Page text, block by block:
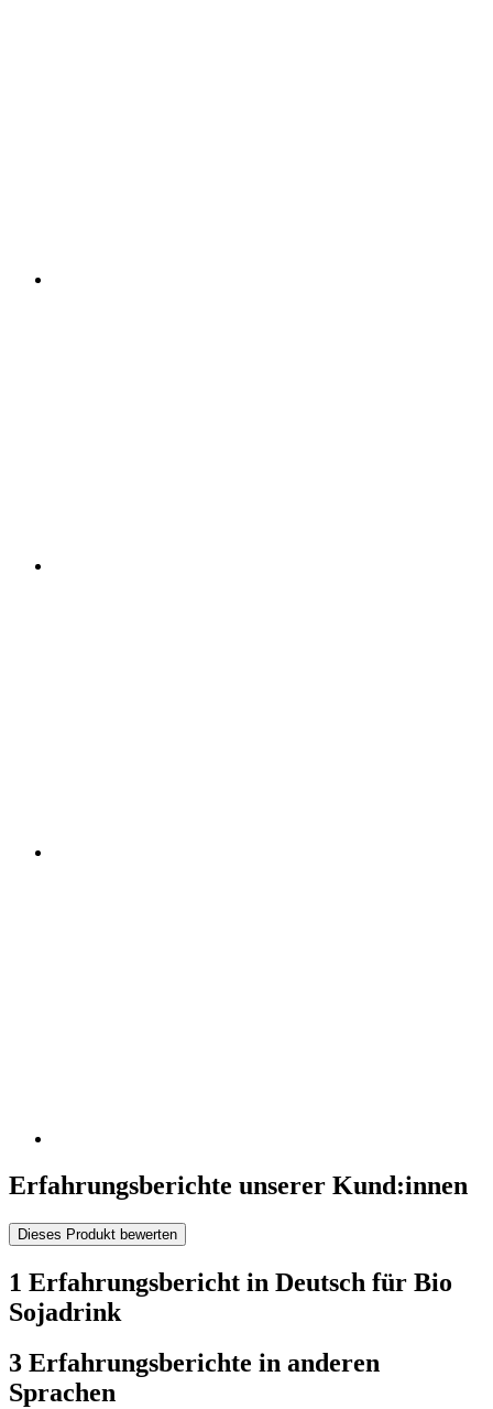
Erfahrungsberichte unserer Kund:innen
Dieses Produkt bewerten
1 Erfahrungsbericht in Deutsch für Bio
Sojadrink
3 Erfahrungsberichte in anderen
Sprachen